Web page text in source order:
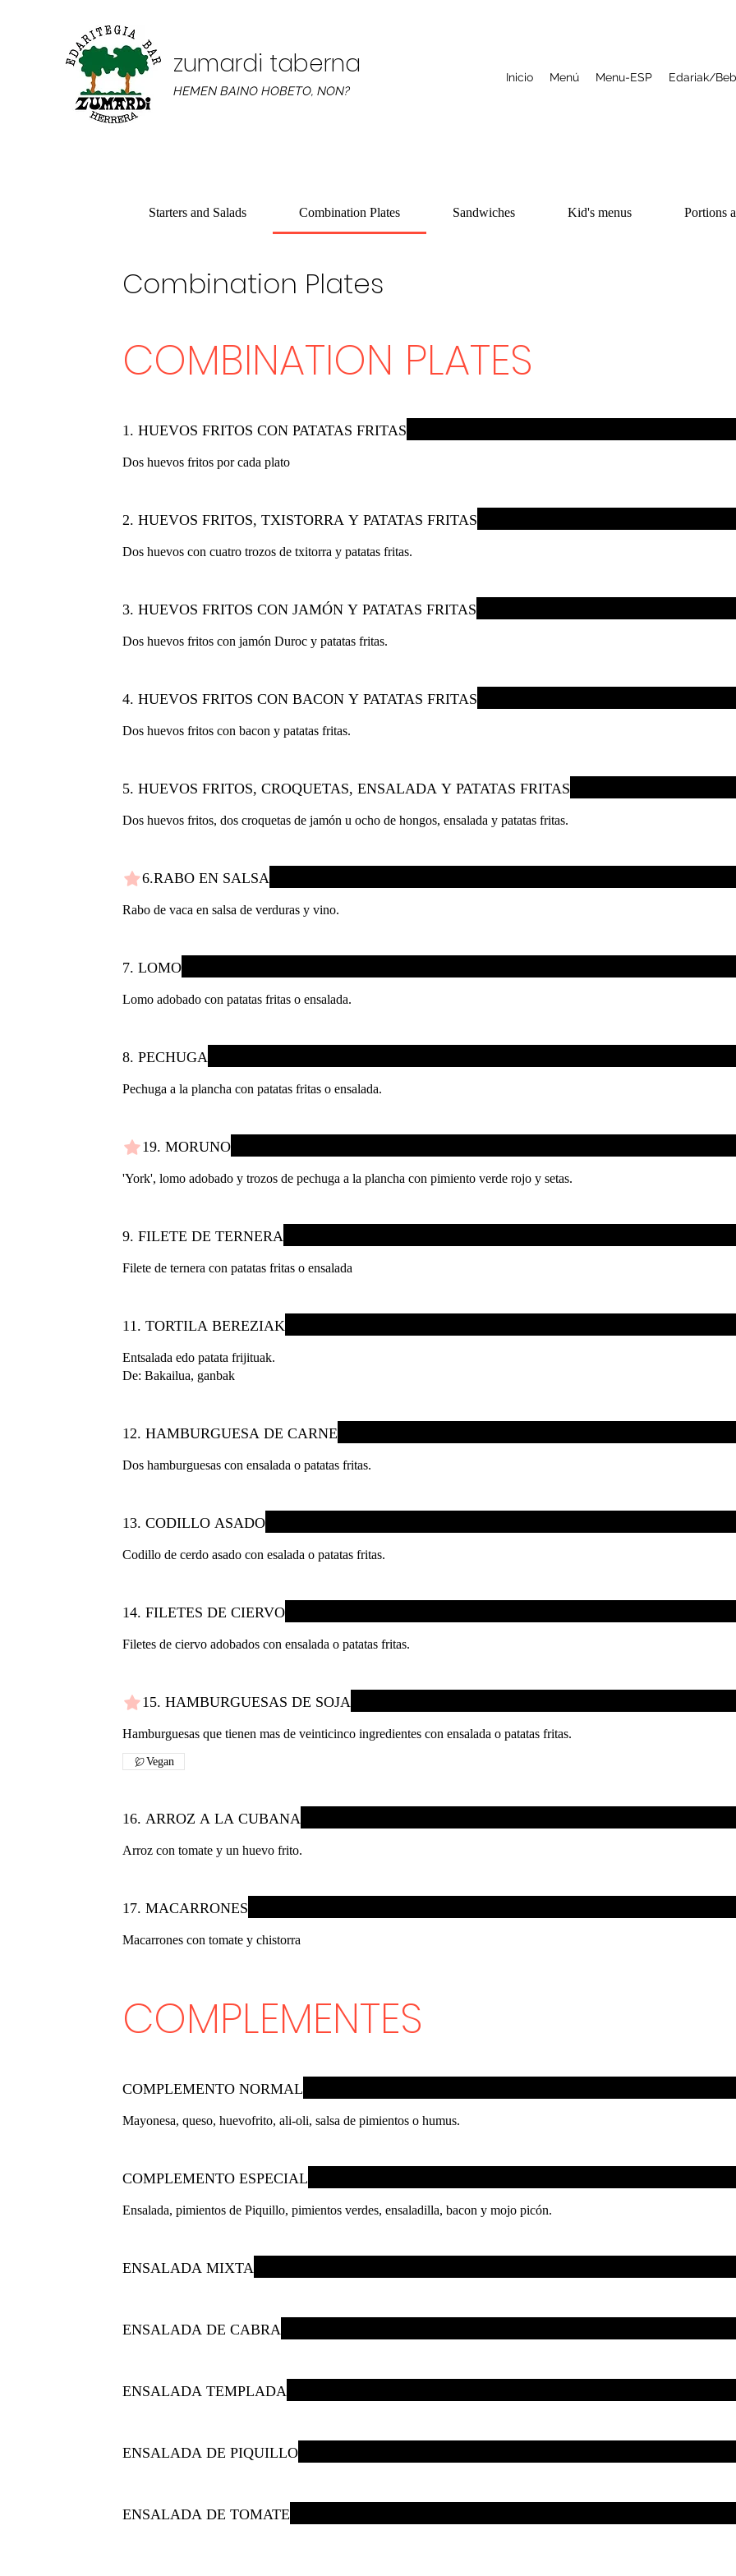
zumardi taberna
HEMEN BAINO HOBETO, NON?
Inicio Menú Menu-ESP Edariak/
Starters and Salads Combination Plates Sandwiches Kid's menus Portions
Combination Plates
COMBINATION PLATES
1. HUEVOS FRITOS CON PATATAS FRITAS
Dos huevos fritos por cada plato
2. HUEVOS FRITOS, TXISTORRA Y PATATAS FRITAS
Dos huevos con cuatro trozos de txitorra y patatas fritas.
3. HUEVOS FRITOS CON JAMÓN Y PATATAS FRITAS
Dos huevos fritos con jamón Duroc y patatas fritas.
4. HUEVOS FRITOS CON BACON Y PATATAS FRITAS
Dos huevos fritos con bacon y patatas fritas.
5. HUEVOS FRITOS, CROQUETAS, ENSALADA Y PATATAS FRITAS
Dos huevos fritos, dos croquetas de jamón u ocho de hongos, ensalada y patatas fritas.
6.RABO EN SALSA
Rabo de vaca en salsa de verduras y vino.
7. LOMO
Lomo adobado con patatas fritas o ensalada.
8. PECHUGA
Pechuga a la plancha con patatas fritas o ensalada.
19. MORUNO
'York', lomo adobado y trozos de pechuga a la plancha con pimiento verde rojo y setas.
9. FILETE DE TERNERA
Filete de ternera con patatas fritas o ensalada
11. TORTILA BEREZIAK
Entsalada edo patata frijituak.
De: Bakailua, ganbak
12. HAMBURGUESA DE CARNE
Dos hamburguesas con ensalada o patatas fritas.
13. CODILLO ASADO
Codillo de cerdo asado con esalada o patatas fritas.
14. FILETES DE CIERVO
Filetes de ciervo adobados con ensalada o patatas fritas.
15. HAMBURGUESAS DE SOJA
Hamburguesas que tienen mas de veinticinco ingredientes con ensalada o patatas fritas.
Vegan
16. ARROZ A LA CUBANA
Arroz con tomate y un huevo frito.
17. MACARRONES
Macarrones con tomate y chistorra
COMPLEMENTES
COMPLEMENTO NORMAL
Mayonesa, queso, huevofrito, ali-oli, salsa de pimientos o humus.
COMPLEMENTO ESPECIAL
Ensalada, pimientos de Piquillo, pimientos verdes, ensaladilla, bacon y mojo picón.
ENSALADA MIXTA
ENSALADA DE CABRA
ENSALADA TEMPLADA
ENSALADA DE PIQUILLO
ENSALADA DE TOMATE